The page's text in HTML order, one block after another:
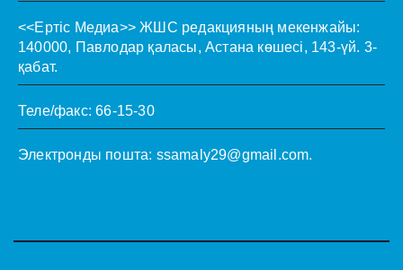
<<Ертіс Медиа>> ЖШС редакцияның мекенжайы:
140000, Павлодар қаласы, Астана көшесі, 143-үй. 3-
қабат.
Теле/факс: 66-15-30
Электронды пошта: ssamaly29@gmail.com.